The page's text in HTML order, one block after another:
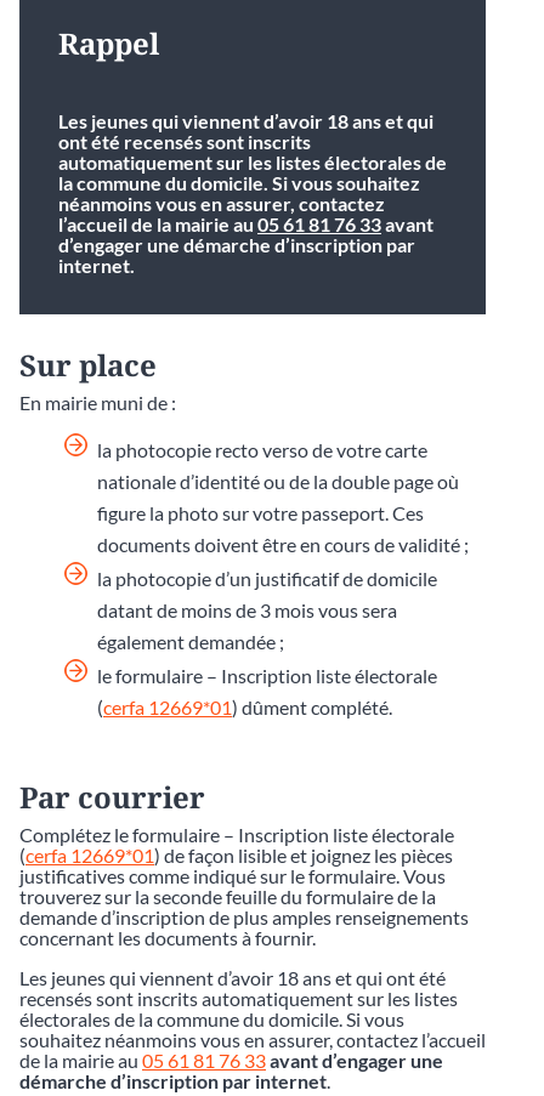
Rappel
Les jeunes qui viennent d’avoir 18 ans et qui
ont été recensés sont inscrits
automatiquement sur les listes électorales de
la commune du domicile. Si vous souhaitez
néanmoins vous en assurer, contactez
l’accueil de la mairie au 05 61 81 76 33avant
d’engager une démarche d’inscription par
internet.
Sur place
En mairie muni de :
la photocopie recto verso de votre carte
nationale d’identité ou de la double page où
figure la photo sur votre passeport. Ces
documents doivent être en cours de validité ;
la photocopie d’un justificatif de domicile
datant de moins de 3 mois vous sera
également demandée ;
le formulaire – Inscription liste électorale
(cerfa 12669*01) dûment complété.
Par courrier
Complétez le formulaire – Inscription liste électorale
(cerfa 12669*01) de façon lisible et joignez les pièces
justificatives comme indiqué sur le formulaire. Vous
trouverez sur la seconde feuille du formulaire de la
demande d’inscription de plus amples renseignements
concernant les documents à fournir.
Les jeunes qui viennent d’avoir 18 ans et qui ont été
recensés sont inscrits automatiquement sur les listes
électorales de la commune du domicile. Si vous
souhaitez néanmoins vous en assurer, contactez l’accueil
de la mairie au 05 61 81 76 33avant d’engager une
démarche d’inscription par internet